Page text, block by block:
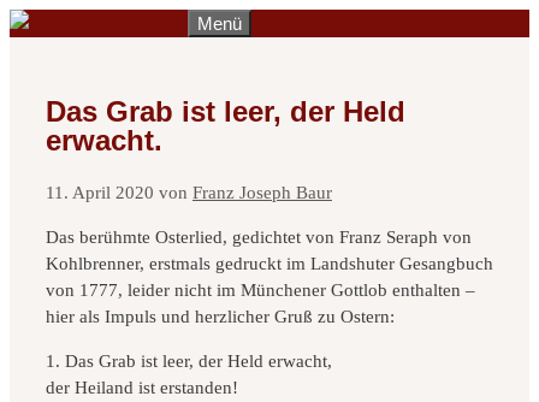
Zum
Menü
Das Grab ist leer, der Held
erwacht.
11. April 2020 von Franz Joseph Baur
Das berühmte Osterlied, gedichtet von Franz Seraph von
Kohlbrenner, erstmals gedruckt im Landshuter Gesangbuch
von 1777, leider nicht im Münchener Gottlob enthalten –
hier als Impuls und herzlicher Gruß zu Ostern:
1. Das Grab ist leer, der Held erwacht,
der Heiland ist erstanden!